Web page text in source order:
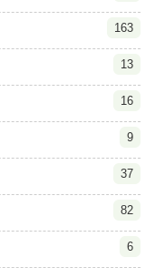
163
13
16
9
37
82
6